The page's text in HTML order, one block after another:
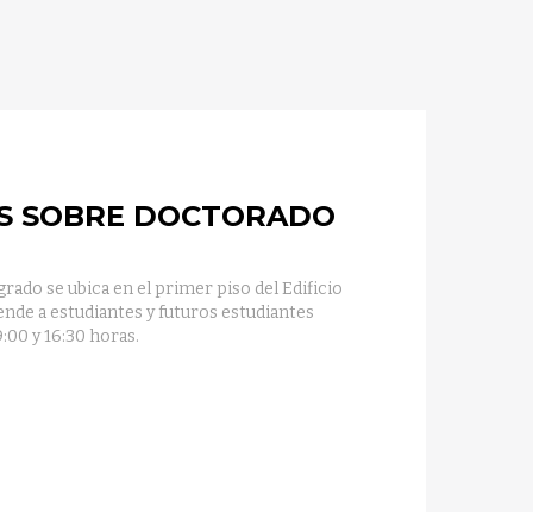
SOBRE DOCTORADO
se ubica en el primer piso del Edificio
a estudiantes y futuros estudiantes
y 16:30 horas.